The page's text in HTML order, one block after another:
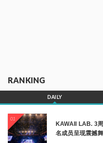
RANKING
DAILY
01
KAWAII LAB. 3
名成员呈现震撼